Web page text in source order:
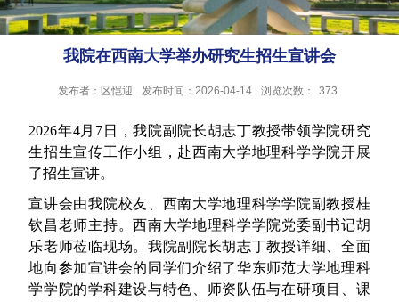
我院在西南大学举办研究生招生宣讲会
发布者：区恺迎 发布时间：2026-04-14 浏览次数： 373
2026年4月7日，我院副院长胡志丁教授带领学院研究
生招生宣传工作小组，赴西南大学地理科学学院开展
了招生宣讲。
宣讲会由我院校友、西南大学地理科学学院副教授桂
钦昌老师主持。西南大学地理科学学院党委副书记胡
乐老师莅临现场。我院副院长胡志丁教授详细、全面
地向参加宣讲会的同学们介绍了华东师范大学地理科
学学院的学科建设与特色、师资队伍与在研项目、课